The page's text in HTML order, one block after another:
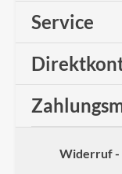
Service
Widerruf -